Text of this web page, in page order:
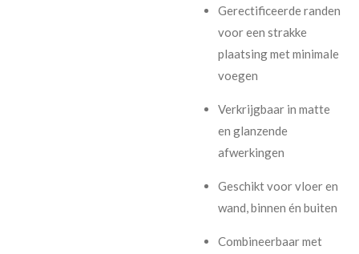
Gerectificeerde randen
voor een strakke
plaatsing met minimale
voegen
Verkrijgbaar in matte
en glanzende
afwerkingen
Geschikt voor vloer en
wand, binnen én buiten
Combineerbaar met